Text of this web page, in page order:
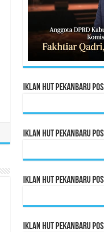
Iklan HUT Pekanbaru Pos
Iklan HUT Pekanbaru Pos
Iklan HUT Pekanbaru Pos
Iklan HUT Pekanbaru Pos